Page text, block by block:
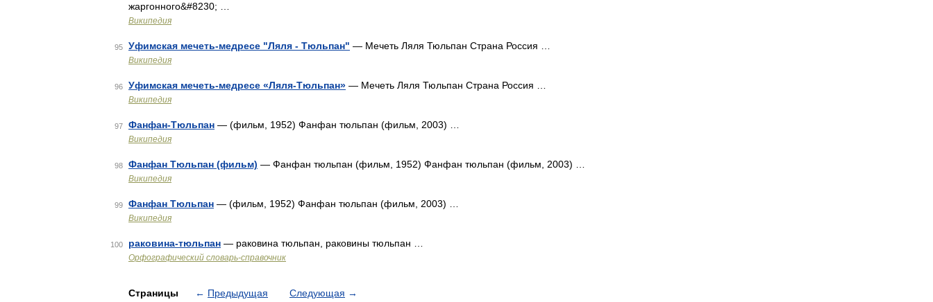
жаргонного&#8230; …
Википедия
95 Уфимская мечеть-медресе "Ляля - Тюльпан" — Мечеть Ляля Тюльпан Страна Россия …
Википедия
96 Уфимская мечеть-медресе «Ляля-Тюльпан» — Мечеть Ляля Тюльпан Страна Россия …
Википедия
97 Фанфан-Тюльпан — (фильм, 1952) Фанфан тюльпан (фильм, 2003) …
Википедия
98 Фанфан Тюльпан (фильм) — Фанфан тюльпан (фильм, 1952) Фанфан тюльпан (фильм, 2003) …
Википедия
99 Фанфан Тюльпан — (фильм, 1952) Фанфан тюльпан (фильм, 2003) …
Википедия
100 раковина-тюльпан — раковина тюльпан, раковины тюльпан …
Орфографический словарь-справочник
Страницы ← Предыдущая Следующая →